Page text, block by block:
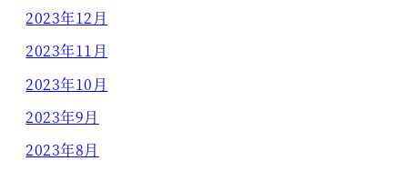
2023年12月
2023年11月
2023年10月
2023年9月
2023年8月